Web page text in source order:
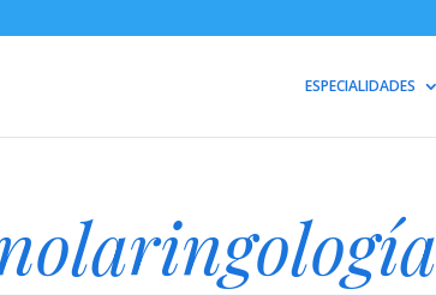
ESPECIALIDADES